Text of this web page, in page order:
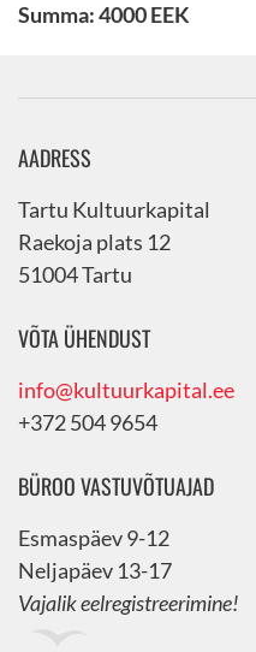
Summa: 4000 EEK
AADRESS
Tartu Kultuurkapital
Raekoja plats 12
51004 Tartu
VÕTA ÜHENDUST
info@kultuurkapital.ee
+372 504 9654
BÜROO VASTUVÕTUAJAD
Esmaspäev 9-12
Neljapäev 13-17
Vajalik eelregistreerimine!